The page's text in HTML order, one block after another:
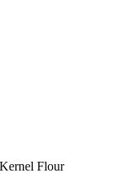
Flour